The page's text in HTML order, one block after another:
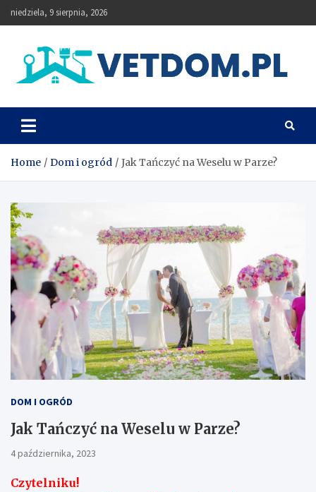
Skip
to
niedziela, 9 sierpnia, 2026
Vetdom
Home Dom i ogród Jak Tańczyć na Weselu w Parze?
DOM I OGRÓD
Jak Tańczyć na Weselu w Parze?
4 października, 2023
Czytelniku!